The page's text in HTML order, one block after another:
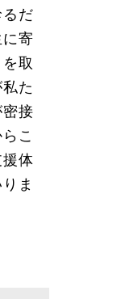
だ
寄
取
た
接
こ
体
ま